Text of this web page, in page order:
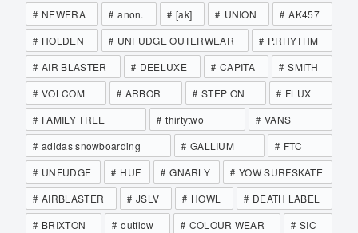
NEWERA
anon. [ak] UNION
AK457
HOLDEN
UNFUDGE OUTERWEAR
P.RHYTHM
AIR BLASTER
DEELUXE CAPITA
SMITH
VOLCOM
ARBOR STEP ON
FLUX
FAMILY TREE
thirtytwo
VANS
adidas snowboarding
GALLIUM
FTC
UNFUDGE
HUF GNARLY
YOW SURFSKATE
AIRBLASTER
JSLV HOWL
DEATH LABEL
BRIXTON
outflow COLOUR WEAR
SIC